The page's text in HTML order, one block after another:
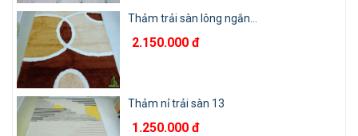
Thảm trải sàn lông ngắn...
2.150.000 đ
Thảm nỉ trải sàn 13
1.250.000 đ